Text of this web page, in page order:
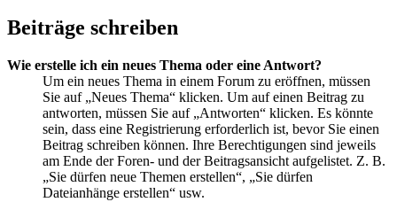
Beiträge schreiben
Wie erstelle ich ein neues Thema oder eine Antwort?
Um ein neues Thema in einem Forum zu eröffnen, müssen
Sie auf „Neues Thema“ klicken. Um auf einen Beitrag zu
antworten, müssen Sie auf „Antworten“ klicken. Es könnte
sein, dass eine Registrierung erforderlich ist, bevor Sie einen
Beitrag schreiben können. Ihre Berechtigungen sind jeweils
am Ende der Foren- und der Beitragsansicht aufgelistet. Z. B.
„Sie dürfen neue Themen erstellen“, „Sie dürfen
Dateianhänge erstellen“ usw.